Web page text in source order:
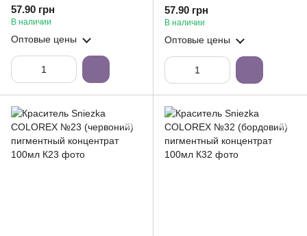
пигментный концентрат
100мл
57.90 грн
В наличии
Оптовые цены
оранжевий) пигментный
концентрат 100мл
57.90 грн
В наличии
Оптовые цены